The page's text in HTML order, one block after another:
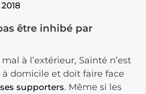
être inhibé par
à l’extérieur, Sainté n’est
domicile et doit faire face
supporters. Même si les